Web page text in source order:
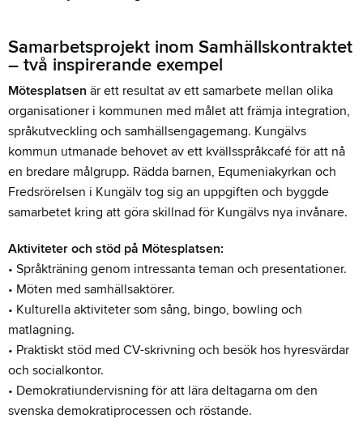
Samarbetsprojekt inom Samhällskontraktet
– två inspirerande exempel
Mötesplatsen är ett resultat av ett samarbete mellan olika
organisationer i kommunen med målet att främja integration,
språkutveckling och samhällsengagemang. Kungälvs
kommun utmanade behovet av ett kvällsspråkcafé för att nå
en bredare målgrupp. Rädda barnen, Equmeniakyrkan och
Fredsrörelsen i Kungälv tog sig an uppgiften och byggde
samarbetet kring att göra skillnad för Kungälvs nya invånare.
Aktiviteter och stöd på Mötesplatsen:
• Språkträning genom intressanta teman och presentationer.
• Möten med samhällsaktörer.
• Kulturella aktiviteter som sång, bingo, bowling och
matlagning.
• Praktiskt stöd med CV-skrivning och besök hos hyresvärdar
och socialkontor.
• Demokratiundervisning för att lära deltagarna om den
svenska demokratiprocessen och röstande.